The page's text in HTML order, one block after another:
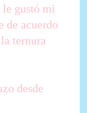
le gustó mi
de acuerdo
ternura
desde